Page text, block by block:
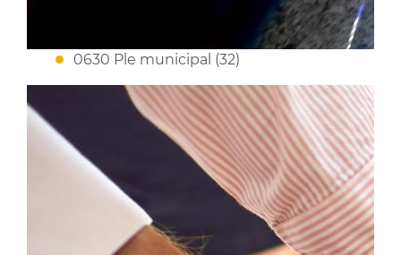
0630 Ple municipal (32)